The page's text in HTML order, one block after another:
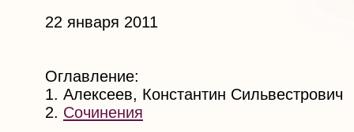
22 января 2011
Оглавление:
1. Алексеев, Константин Сильвестрович
2. Сочинения